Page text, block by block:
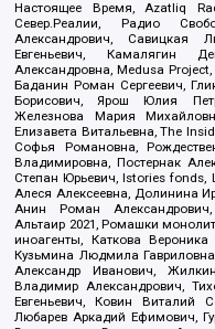
Настоящее Время, Azatliq
Север.Реалии, Радио
Александрович, Савицкая
Евгеньевич, Камалягин
Александровна, Medusa
Баданин Роман Сергеевич,
Борисович, Ярош Юлия
Железнова Мария
Елизавета Витальевна, The
Софья Романовна,
Владимировна, Постернак
Степан Юрьевич, Istories
Алеся Алексеевна, Долинина
Анин Роман
Альтаир 2021, Ромашки
иноагенты, Каткова
Кузьмина Людмила
Александр Иванович,
Владимир Александрович,
Евгеньевич, Ковин Виталий
Любарев Аркадий Ефимович,